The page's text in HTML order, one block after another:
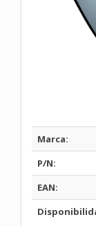
Marca:
P/N:
EAN: